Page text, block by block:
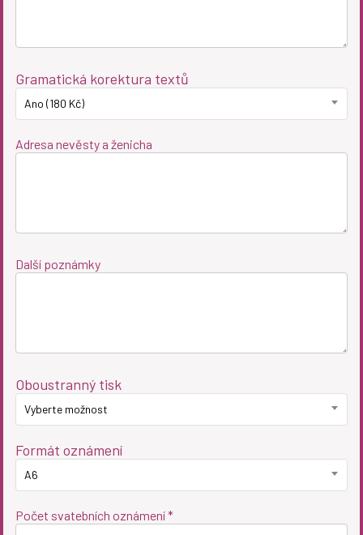
Gramatická korektura textů
Ano (180 Kč)
Adresa nevěsty a ženicha
Další poznámky
Oboustranný tisk
Vyberte možnost
Formát oznámení
A6
Počet svatebních oznámení *